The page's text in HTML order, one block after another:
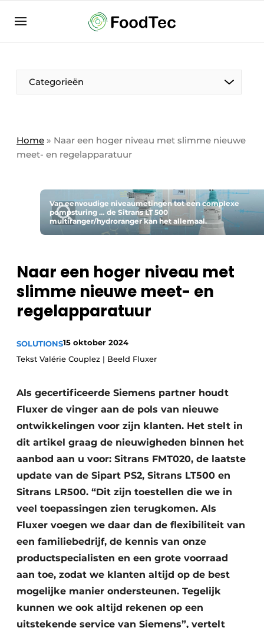
Bedrijven
Bedrijven
Direct contact
Eigen content aanleveren
Meest gelezen
Nieuwsbrief
Privacy / Cookie statement
Vacature aanmelden
Vacatures
Video’s
Categorieën
Home » Naar een hoger niveau met slimme nieuwe
meet- en regelapparatuur
Van eenvoudige niveaumetingen tot een complexe
pompsturing … de Sitrans LT 500
multiranger/hydroranger kan het allemaal.
Naar een hoger niveau met
slimme nieuwe meet- en
regelapparatuur
SOLUTIONS15 oktober 2024
Tekst Valérie Couplez | Beeld Fluxer
Als gecertificeerde Siemens partner houdt
Fluxer de vinger aan de pols van nieuwe
ontwikkelingen voor zijn klanten. Het stelt in
dit artikel graag de nieuwigheden binnen het
aanbod aan u voor: Sitrans FMT020, de laatste
update van de Sipart PS2, Sitrans LT500 en
Sitrans LR500. “Dit zijn toestellen die we in
veel toepassingen zien terugkomen. Als
Fluxer voegen we daar dan de flexibiliteit van
een familiebedrijf, de kennis van onze
productspecialisten en een grote voorraad
aan toe, zodat we klanten altijd op de best
mogelijke manier ondersteunen. Tegelijk
kunnen we ook altijd rekenen op een
uitstekende service van Siemens”, vertelt